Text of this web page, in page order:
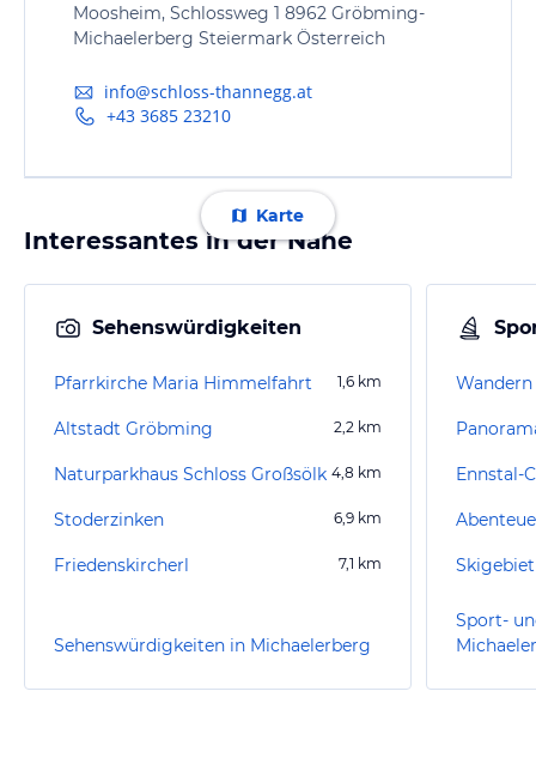
Moosheim, Schlossweg 1 8962 Gröbming-
Michaelerberg Steiermark Österreich
info@schloss-thannegg.at
+43 3685 23210
Karte
Interessantes in der Nähe
Sehenswürdigkeiten
Pfarrkirche Maria Himmelfahrt 1,6 km
Altstadt Gröbming 2,2 km
Naturparkhaus Schloss Großsölk 4,8 km
Stoderzinken 6,9 km
Friedenskircherl 7,1 km
Sehenswürdigkeiten in Michaelerberg
Ennstal-
Sport-